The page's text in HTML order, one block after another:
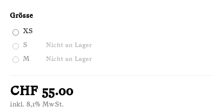
Grösse
XS
S Nicht an Lager
M Nicht an Lager
CHF 55.00
inkl. 8,1% MwSt.